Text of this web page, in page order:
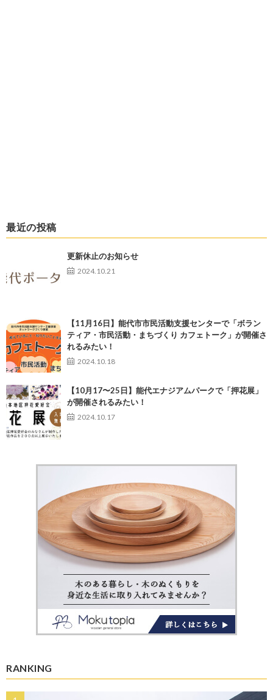
最近の投稿
更新休止のお知らせ
2024.10.21
【11月16日】能代市市民活動支援センターで「ボラン
ティア・市民活動・まちづくり カフェトーク」が開催さ
れるみたい！
2024.10.18
【10月17〜25日】能代エナジアムパークで「押花展」
が開催されるみたい！
2024.10.17
RANKING